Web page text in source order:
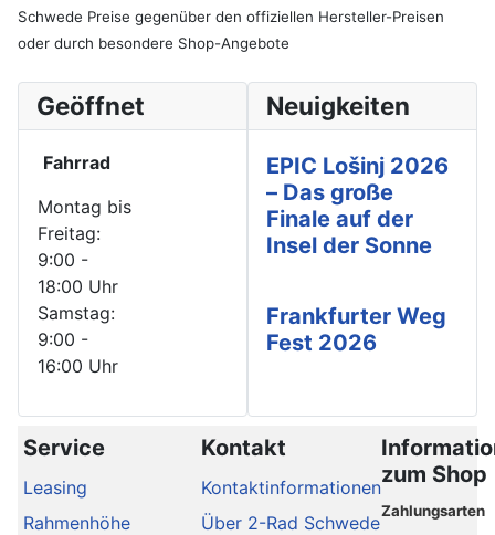
Schwede Preise gegenüber den offiziellen Hersteller-Preisen
oder durch besondere Shop-Angebote
Geöffnet
Fahrrad
Montag bis
Freitag:
9:00 -
18:00 Uhr
Samstag:
9:00 -
16:00 Uhr
Neuigkeiten
EPIC Lošinj 2026
– Das große
Finale auf der
Insel der Sonne
Frankfurter Weg
Fest 2026
Service
Leasing
Rahmenhöhe
Kontakt
Kontaktinformationen
Über 2-Rad Schwede
zum Shop
Zahlungsarten